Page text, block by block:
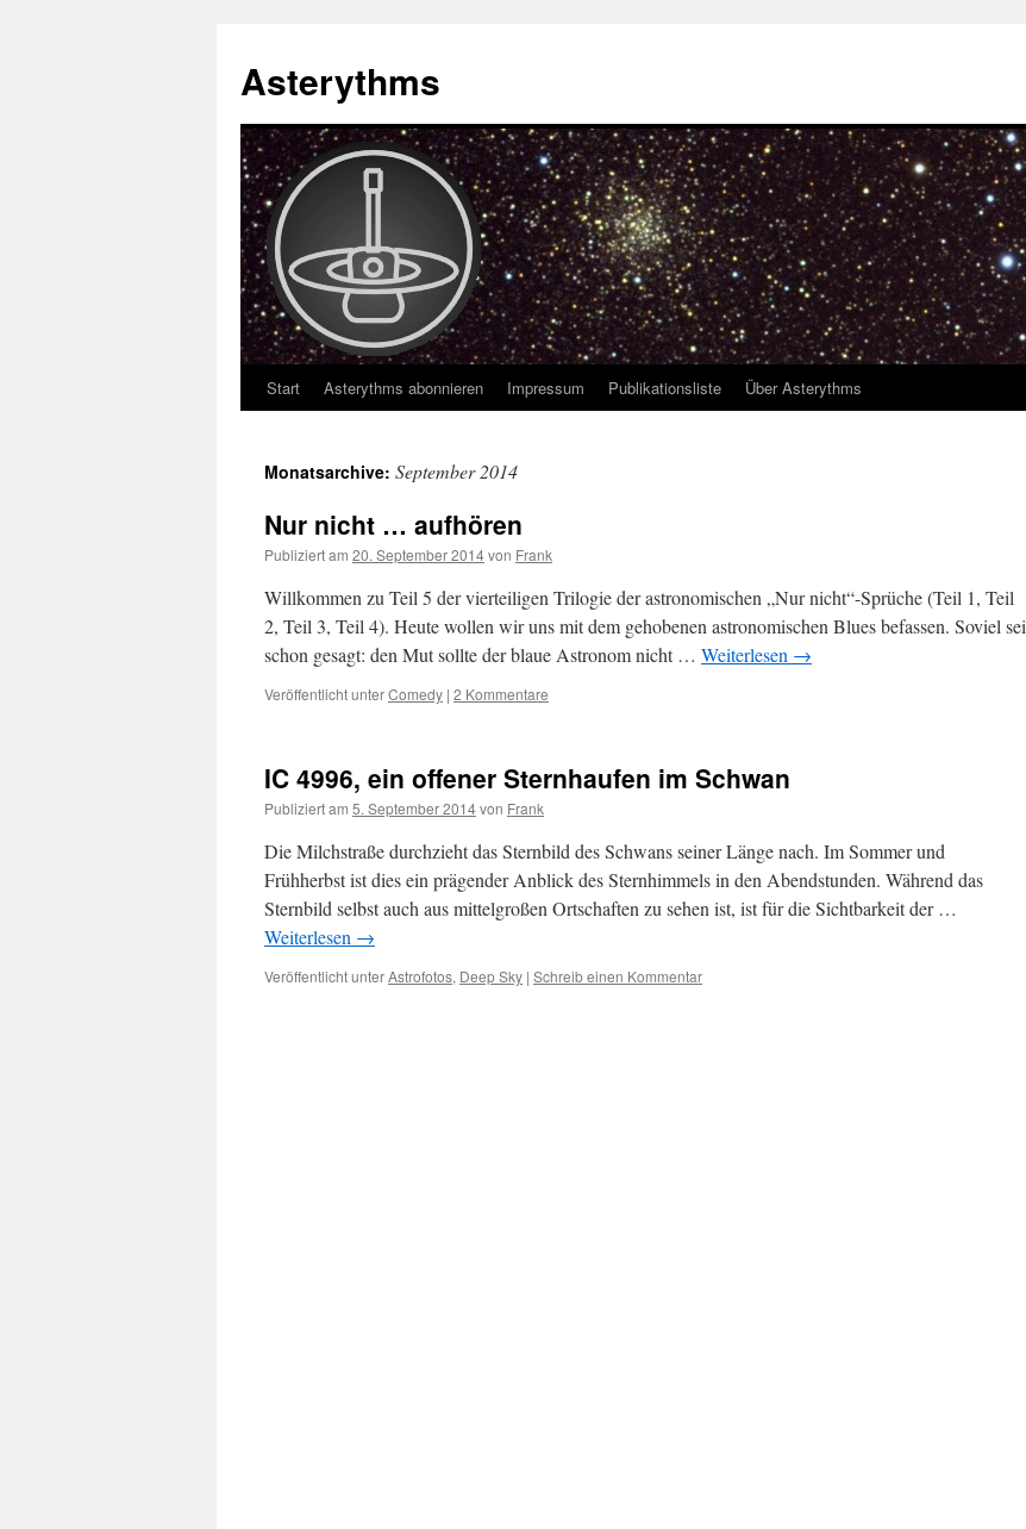
Asterythms
Zum
springen
Start Asterythms abonnieren Impressum Publikationsliste Über Asterythms
Monatsarchive: September 2014
Nur nicht … aufhören
Publiziert am 20. September 2014von Frank
Willkommen zu Teil 5 der vierteiligen Trilogie der astronomischen „Nur nicht“-Sprüche (Teil 1, Teil
2, Teil 3, Teil 4). Heute wollen wir uns mit dem gehobenen astronomischen Blues befassen. Soviel sei
schon gesagt: den Mut sollte der blaue Astronom nicht … Weiterlesen →
Veröffentlicht unterComedy | 2 Kommentare
IC 4996, ein offener Sternhaufen im Schwan
Publiziert am 5. September 2014von Frank
Die Milchstraße durchzieht das Sternbild des Schwans seiner Länge nach. Im Sommer und
Frühherbst ist dies ein prägender Anblick des Sternhimmels in den Abendstunden. Während das
Sternbild selbst auch aus mittelgroßen Ortschaften zu sehen ist, ist für die Sichtbarkeit der …
Weiterlesen →
Veröffentlicht unterAstrofotos, Deep Sky | Schreib einen Kommentar